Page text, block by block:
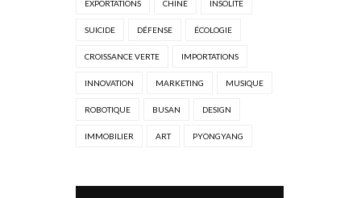
EXPORTATIONS CHINE INSOLITE
SUICIDE DÉFENSE ÉCOLOGIE
CROISSANCE VERTE IMPORTATIONS
INNOVATION MARKETING MUSIQUE
ROBOTIQUE BUSAN DESIGN
IMMOBILIER ART PYONGYANG